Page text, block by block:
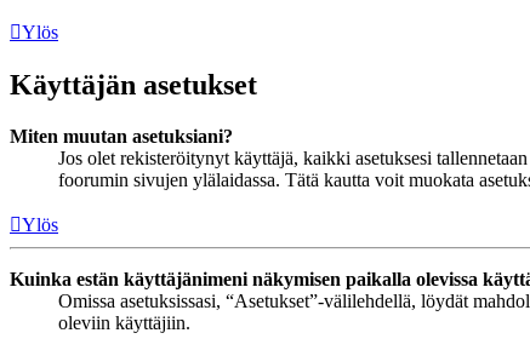
Ylös
Käyttäjän asetukset
Miten muutan asetuksiani?
Jos olet rekisteröitynyt käyttäjä, kaikki asetuksesi
foorumin sivujen ylälaidassa. Tätä kautta voit muokata
Ylös
Kuinka estän käyttäjänimeni näkymisen paikalla olevissa
Omissa asetuksissasi, “Asetukset”-välilehdellä, löydät
oleviin käyttäjiin.